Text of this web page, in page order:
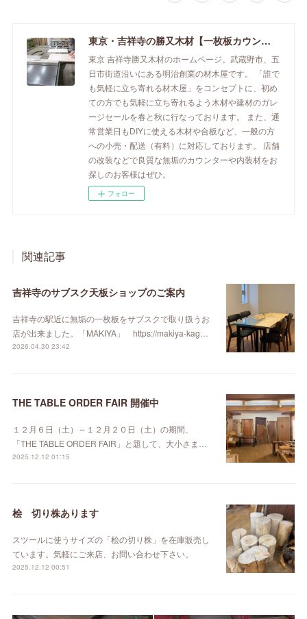
東京・吉祥寺の勝又木材【一枚板カウンター】
東京 吉祥寺勝又木材のホームページ。武蔵野市、五
日市街道沿いにある明治創業の材木屋です。 「誰で
も気軽に立ち寄れる材木屋」をコンセプトに、初め
ての方でも気軽に立ち寄れるよう木材や建材のガレ
ージセールを春と秋に行なっております。 また、通
常営業日もDIYに使える木材や合板など、一般の方
への小売・配送（有料）に対応しております。 店舗
の改装などで良質な無垢のカウンターや内装材をお
探しのお客様はぜひ。
フォロー
関連記事
吉祥寺のサブスク天板ショップのご案内
吉祥寺の駅近に無垢の一枚板をサブスクで取り扱うお
店が出来ました。「MAKIYA」 https://makiya-kag…
2026.04.30 23:42
THE TABLE ORDER FAIR 開催中
１２月６日（土）～１２月２０日（土）の期間、
「THE TABLE ORDER FAIR」と題して、大小さま…
2025.12.12 01:15
桧 切り株あります
スツールに使うサイズの「桧の切り株」を在庫販売し
ています。気軽にご来店、お問い合わせ下さい。
2025.12.12 00:51